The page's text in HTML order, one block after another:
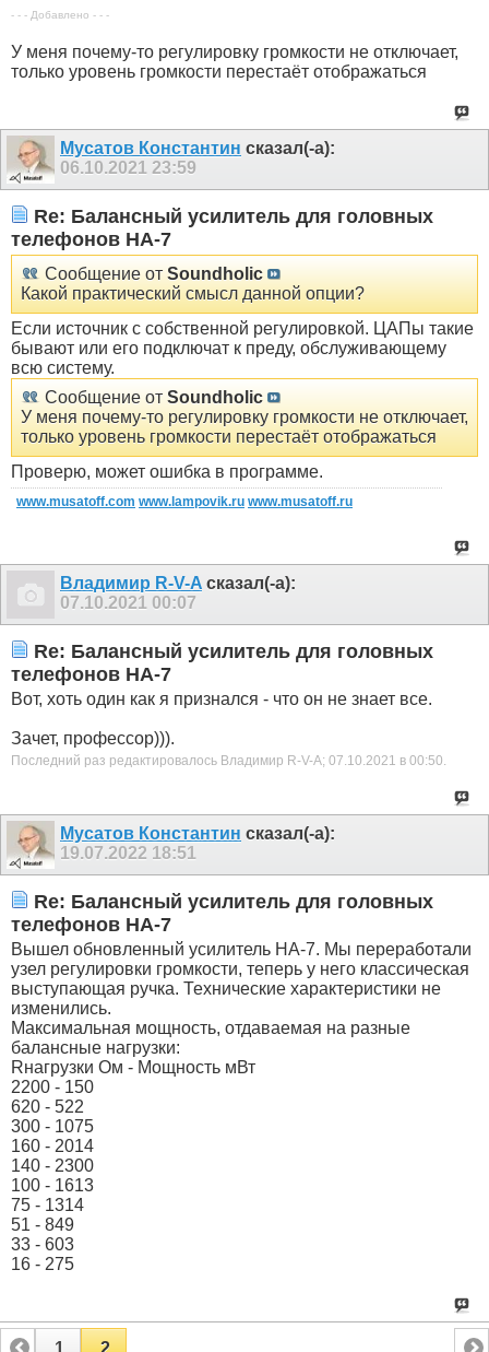
- - - Добавлено - - -
У меня почему-то регулировку громкости не отключает,
только уровень громкости перестаёт отображаться
Мусатов Константин сказал(-а):
06.10.2021 23:59
Re: Балансный усилитель для головных
телефонов HA-7
Сообщение от Soundholic
Какой практический смысл данной опции?
Если источник с собственной регулировкой. ЦАПы такие
бывают или его подключат к преду, обслуживающему
всю систему.
Сообщение от Soundholic
У меня почему-то регулировку громкости не отключает,
только уровень громкости перестаёт отображаться
Проверю, может ошибка в программе.
www.musatoff.com www.lampovik.ru www.musatoff.ru
Владимир R-V-A сказал(-а):
07.10.2021 00:07
Re: Балансный усилитель для головных
телефонов HA-7
Вот, хоть один как я признался - что он не знает все.
Зачет, профессор))).
Последний раз редактировалось Владимир R-V-A; 07.10.2021 в 00:50
Мусатов Константин сказал(-а):
19.07.2022 18:51
Re: Балансный усилитель для головных
телефонов HA-7
Вышел обновленный усилитель НА-7. Мы переработали
узел регулировки громкости, теперь у него классическая
выступающая ручка. Технические характеристики не
изменились.
Максимальная мощность, отдаваемая на разные
балансные нагрузки:
Rнагрузки Ом - Мощность мВт
2200 - 150
620 - 522
300 - 1075
160 - 2014
140 - 2300
100 - 1613
75 - 1314
51 - 849
33 - 603
16 - 275